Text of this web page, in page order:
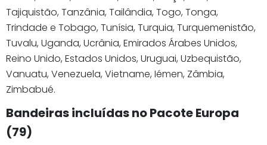
Tajiquistão, Tanzânia, Tailândia, Togo, Tonga,
Trindade e Tobago, Tunísia, Turquia, Turquemenistão,
Tuvalu, Uganda, Ucrânia, Emirados Árabes Unidos,
Reino Unido, Estados Unidos, Uruguai, Uzbequistão,
Vanuatu, Venezuela, Vietname, Iémen, Zâmbia,
Zimbabué.
Bandeiras incluídas no Pacote Europa
(79)